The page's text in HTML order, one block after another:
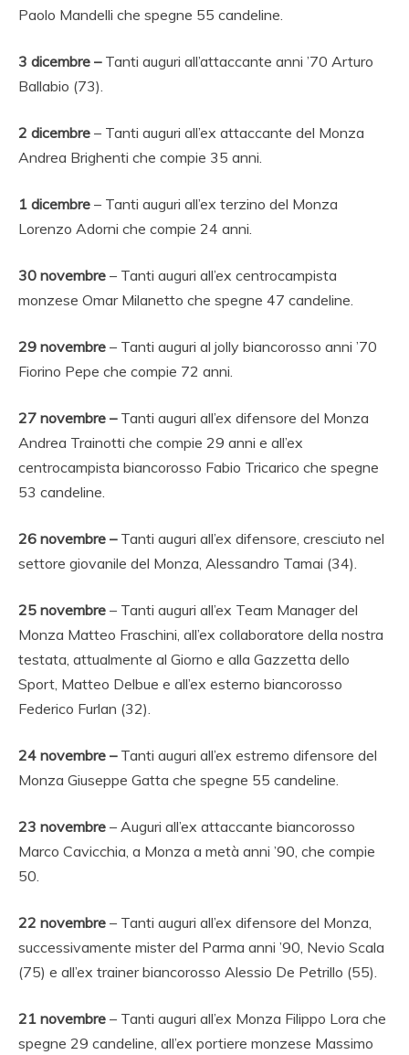
Paolo Mandelli che spegne 55 candeline.
3 dicembre – Tanti auguri all’attaccante anni ’70 Arturo
Ballabio (73).
2 dicembre – Tanti auguri all’ex attaccante del Monza
Andrea Brighenti che compie 35 anni.
1 dicembre – Tanti auguri all’ex terzino del Monza
Lorenzo Adorni che compie 24 anni.
30 novembre – Tanti auguri all’ex centrocampista
monzese Omar Milanetto che spegne 47 candeline.
29 novembre – Tanti auguri al jolly biancorosso anni ’70
Fiorino Pepe che compie 72 anni.
27 novembre – Tanti auguri all’ex difensore del Monza
Andrea Trainotti che compie 29 anni e all’ex
centrocampista biancorosso Fabio Tricarico che spegne
53 candeline.
26 novembre – Tanti auguri all’ex difensore, cresciuto nel
settore giovanile del Monza, Alessandro Tamai (34).
25 novembre – Tanti auguri all’ex Team Manager del
Monza Matteo Fraschini, all’ex collaboratore della nostra
testata, attualmente al Giorno e alla Gazzetta dello
Sport, Matteo Delbue e all’ex esterno biancorosso
Federico Furlan (32).
24 novembre – Tanti auguri all’ex estremo difensore del
Monza Giuseppe Gatta che spegne 55 candeline.
23 novembre – Auguri all’ex attaccante biancorosso
Marco Cavicchia, a Monza a metà anni ’90, che compie
50.
22 novembre – Tanti auguri all’ex difensore del Monza,
successivamente mister del Parma anni ’90, Nevio Scala
(75) e all’ex trainer biancorosso Alessio De Petrillo (55).
21 novembre – Tanti auguri all’ex Monza Filippo Lora che
spegne 29 candeline, all’ex portiere monzese Massimo